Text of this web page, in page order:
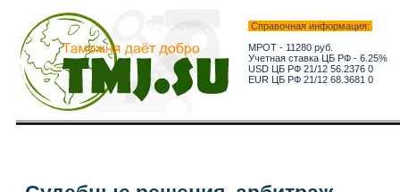
Справочная информация:
МРОТ - 11280 руб.
Учетная ставка ЦБ РФ - 6.25%
USD ЦБ РФ 21/12 56.2376 0
EUR ЦБ РФ 21/12 68.3681 0